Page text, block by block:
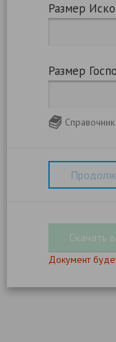
Размер
Размер
Справочник
Документ